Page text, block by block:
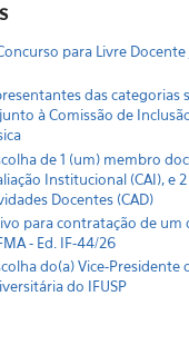
para Livre Docente
das categorias
à Comissão de
de 1 (um) membro
Institucional (CAI), e
Docentes (CAD)
para contratação de um
- Ed. IF-44/26
do(a) Vice-Presidente
do IFUSP